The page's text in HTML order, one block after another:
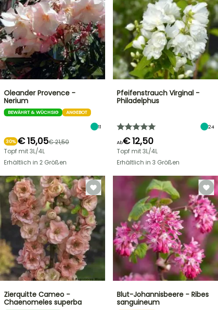
Oleander Provence -
Nerium
BEWÄHRT & WÜCHSIG ANGEBOT
11
30% € 15,05€ 21,50
Topf mit 3L/4L
Erhältlich in 2 Größen
Pfeifenstrauch Virginal -
Philadelphus
24
Ab€ 12,50
Topf mit 3L/4L
Erhältlich in 3 Größen
Zierquitte Cameo -
Chaenomeles superba
Blut-Johannisbeere - Ribes
sanguineum